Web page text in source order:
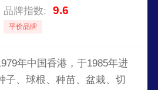
品牌指数: 9.6
平价品牌
年中国香港，于1985年进
子、球根、种苗、盆栽、切